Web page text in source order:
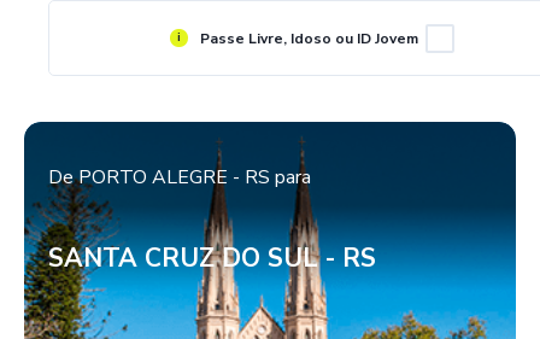
i Passe Livre, Idoso ou ID Jovem
Principais rotas da
Viação
União Santa Cruz
DePORTO ALEGRE - RS para
SANTA CRUZ DO SUL - RS